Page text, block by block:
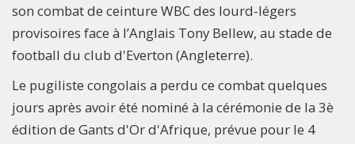
son combat de ceinture WBC des lourd-légers
provisoires face à l’Anglais Tony Bellew, au stade de
football du club d'Everton (Angleterre).
Le pugiliste congolais a perdu ce combat quelques
jours après avoir été nominé à la cérémonie de la 3è
édition de Gants d'Or d'Afrique, prévue pour le 4